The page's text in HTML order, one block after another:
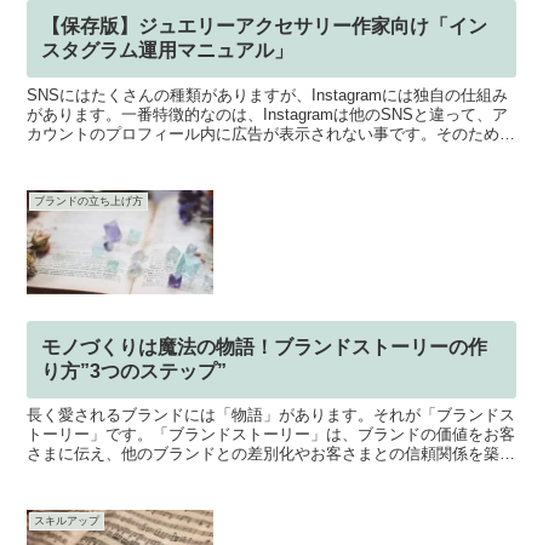
【保存版】ジュエリーアクセサリー作家向け「イン
スタグラム運用マニュアル」
SNSにはたくさんの種類がありますが、Instagramには独自の仕組み
があります。一番特徴的なのは、Instagramは他のSNSと違って、ア
カウントのプロフィール内に広告が表示されない事です。そのため、
ブランドの立ち上げ方
モノづくりは魔法の物語！ブランドストーリーの作
り方”3つのステップ”
長く愛されるブランドには「物語」があります。それが「ブランドス
トーリー」です。「ブランドストーリー」は、ブランドの価値をお客
さまに伝え、他のブランドとの差別化やお客さまとの信頼関係を築く
スキルアップ